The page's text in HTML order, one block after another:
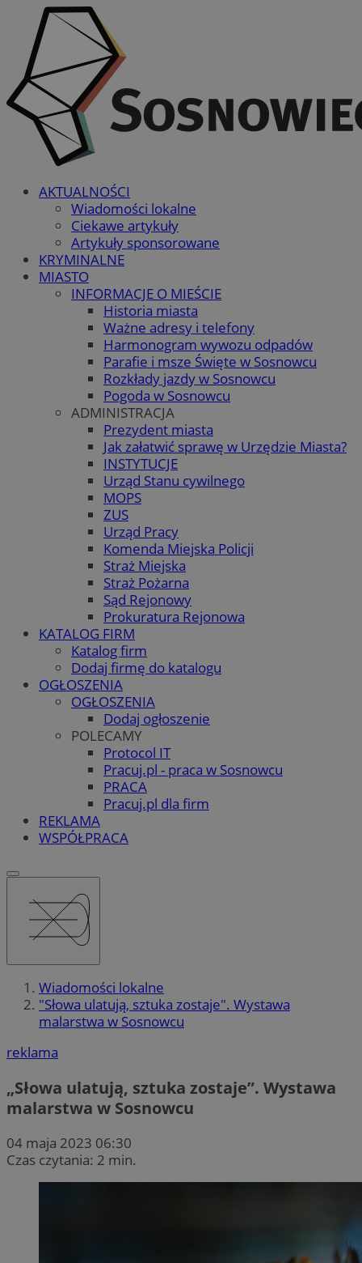
AKTUALNOŚCI
Wiadomości lokalne
Ciekawe artykuły
Artykuły sponsorowane
KRYMINALNE
MIASTO
INFORMACJE O MIEŚCIE
Historia miasta
Ważne adresy i telefony
Harmonogram wywozu odpadów
Parafie i msze Święte w Sosnowcu
Rozkłady jazdy w Sosnowcu
Pogoda w Sosnowcu
ADMINISTRACJA
Prezydent miasta
Jak załatwić sprawę w Urzędzie Miasta?
INSTYTUCJE
Urząd Stanu cywilnego
MOPS
ZUS
Urząd Pracy
Komenda Miejska Policji
Straż Miejska
Straż Pożarna
Sąd Rejonowy
Prokuratura Rejonowa
KATALOG FIRM
Katalog firm
Dodaj firmę do katalogu
OGŁOSZENIA
OGŁOSZENIA
Dodaj ogłoszenie
POLECAMY
Protocol IT
Pracuj.pl - praca w Sosnowcu
PRACA
Pracuj.pl dla firm
REKLAMA
WSPÓŁPRACA
Wiadomości lokalne
"Słowa ulatują, sztuka zostaje". Wystawa
malarstwa w Sosnowcu
reklama
„Słowa ulatują, sztuka zostaje”. Wystawa
malarstwa w Sosnowcu
04 maja 2023 06:30
Czas czytania: 2 min.